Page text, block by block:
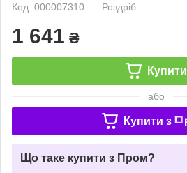
Код: 000007310
Роздріб
1 641 ₴
Купити
або
Купити з
Що таке купити з Пром?